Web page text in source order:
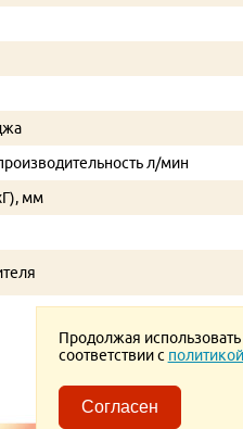
л/мин
мм
Продолжая
соответствии с
Согласен